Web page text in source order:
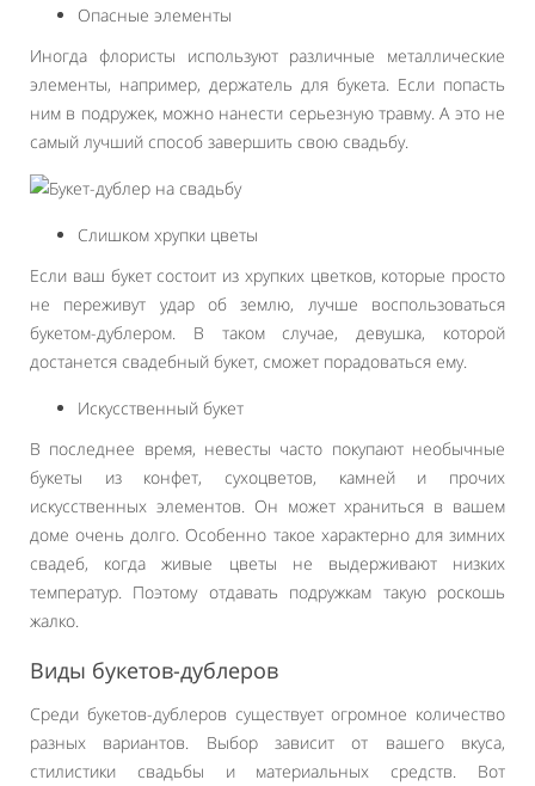
Опасные элементы
Иногда флористы используют различные металлические
элементы, например, держатель для букета. Если попасть
ним в подружек, можно нанести серьезную травму. А это не
самый лучший способ завершить свою свадьбу.
Слишком хрупки цветы
Если ваш букет состоит из хрупких цветков, которые просто
не переживут удар об землю, лучше воспользоваться
букетом-дублером. В таком случае, девушка, которой
достанется свадебный букет, сможет порадоваться ему.
Искусственный букет
В последнее время, невесты часто покупают необычные
букеты из конфет, сухоцветов, камней и прочих
искусственных элементов. Он может храниться в вашем
доме очень долго. Особенно такое характерно для зимних
свадеб, когда живые цветы не выдерживают низких
температур. Поэтому отдавать подружкам такую роскошь
жалко.
Виды букетов-дублеров
Среди букетов-дублеров существует огромное количество
разных вариантов. Выбор зависит от вашего вкуса,
стилистики свадьбы и материальных средств. Вот